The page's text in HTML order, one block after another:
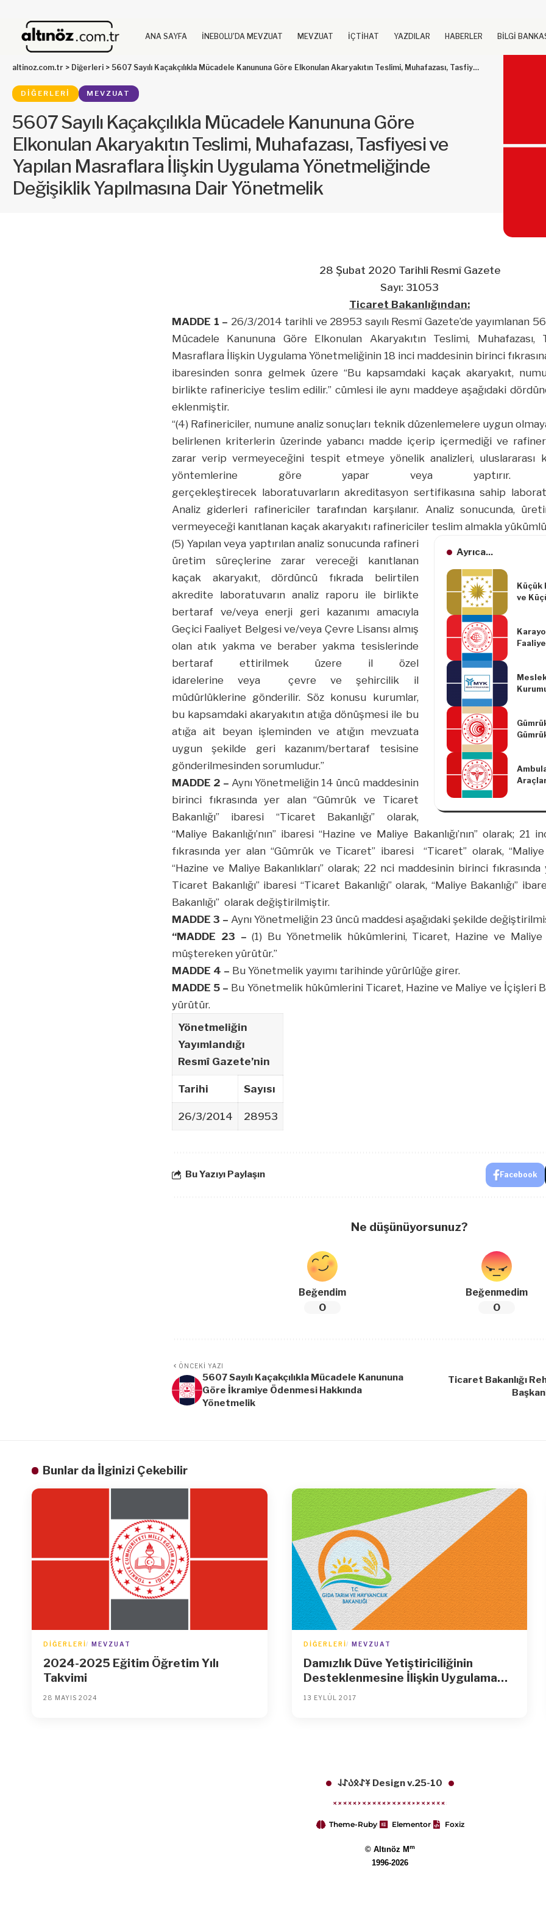
ANA SAYFA İNEBOLU’DA MEVZUAT MEVZUAT İÇTİHAT YAZDILAR HABERLER BİLGİ
altinoz.com.tr > Diğerleri > 5607 Sayılı Kaçakçılıkla Mücadele Kanununa Göre Elkonulan Akaryakıtın Teslimi, Muhafazası, Tasfiyesi ve Yapılan Masraflara İlişkin Uygulama Yönetmeliğinde Değişiklik Yapılmasına Dair Yönetmelik
DIĞERLERI MEVZUAT
5607 Sayılı Kaçakçılıkla Mücadele Kanununa Göre
Elkonulan Akaryakıtın Teslimi, Muhafazası, Tasfiyesi ve
Yapılan Masraflara İlişkin Uygulama Yönetmeliğinde
Değişiklik Yapılmasına Dair Yönetmelik
28 Şubat 2020 Tarihli Resmî Gazete
Sayı: 31053
Ticaret Bakanlığından:
MADDE 1 – 26/3/2014 tarihli ve 28953 sayılı Resmî Gazete’de yayımlanan
Mücadele Kanununa Göre Elkonulan Akaryakıtın Teslimi, Muhafazası,
Masraflara İlişkin Uygulama Yönetmeliğinin 18 inci maddesinin birinci
ibaresinden sonra gelmek üzere “Bu kapsamdaki kaçak akaryakıt,
birlikte rafinericiye teslim edilir.” cümlesi ile aynı maddeye aşağıdaki
eklenmiştir.
“(4) Rafinericiler, numune analiz sonuçları teknik düzenlemelere uygun
belirlenen kriterlerin üzerinde yabancı madde içerip içermediği ve
zarar verip vermeyeceğini tespit etmeye yönelik analizleri, uluslararası
yöntemlerine göre yapar veya yaptırır.
gerçekleştirecek laboratuvarların akreditasyon sertifikasına sahip
Analiz giderleri rafinericiler tarafından karşılanır. Analiz sonucunda,
vermeyeceği kanıtlanan kaçak akaryakıtı rafinericiler teslim almakla
Ayrıca...
Küçük
ve
İlişkin
2749)
209)
(5) Yapılan veya yaptırılan analiz sonucunda rafineri
üretim süreçlerine zarar vereceği kanıtlanan
kaçak akaryakıt, dördüncü fıkrada belirtilen
akredite laboratuvarın analiz raporu ile birlikte
bertaraf ve/veya enerji geri kazanımı amacıyla
Geçici Faaliyet Belgesi ve/veya Çevre Lisansı almış
olan atık yakma ve beraber yakma tesislerinde
bertaraf ettirilmek üzere il özel
idarelerine veya çevre ve şehircilik il
müdürlüklerine gönderilir. Söz konusu kurumlar,
bu kapsamdaki akaryakıtın atığa dönüşmesi ile bu
atığa ait beyan işleminden ve atığın mevzuata
uygun şekilde geri kazanım/bertaraf tesisine
gönderilmesinden sorumludur.”
MADDE 2 – Aynı Yönetmeliğin 14 üncü maddesinin
birinci fıkrasında yer alan “Gümrük ve Ticaret
Bakanlığı” ibaresi “Ticaret Bakanlığı” olarak,
“Maliye Bakanlığı’nın” ibaresi “Hazine ve Maliye Bakanlığı’nın” olarak;
fıkrasında yer alan “Gümrük ve Ticaret” ibaresi “Ticaret” olarak, “Maliye
“Hazine ve Maliye Bakanlıkları” olarak; 22 nci maddesinin birinci
Ticaret Bakanlığı” ibaresi “Ticaret Bakanlığı” olarak, “Maliye Bakanlığı”
Bakanlığı” olarak değiştirilmiştir.
MADDE 3 – Aynı Yönetmeliğin 23 üncü maddesi aşağıdaki şekilde
“MADDE 23 – (1) Bu Yönetmelik hükümlerini, Ticaret, Hazine ve Maliye
müştereken yürütür.”
MADDE 4 – Bu Yönetmelik yayımı tarihinde yürürlüğe girer.
MADDE 5 – Bu Yönetmelik hükümlerini Ticaret, Hazine ve Maliye ve İçişleri
yürütür.
Yönetmeliğin
Yayımlandığı
Resmî Gazete’nin
Tarihi Sayısı
26/3/2014 28953
Bu Yazıyı Paylaşın Facebook
Ne düşünüyorsunuz?
Beğendim
0
Beğenmedim
0
ÖNCEKI YAZI
5607 Sayılı Kaçakçılıkla Mücadele Kanununa
Göre İkramiye Ödenmesi Hakkında
Yönetmelik
Ticaret Bakanlığı
Bunlar da İlginizi Çekebilir
DIĞERLERI MEVZUAT
2024-2025 Eğitim Öğretim Yılı
Takvimi
28 MAYIS 2024
DIĞERLERI MEVZUAT
Damızlık Düve Yetiştiriciliğinin
Desteklenmesine İlişkin Uygulama
Esasları Tebliği (Tebliğ No:
13 EYLÜL 2017
𐱁𐰀𐰋𐰉𐰀𐰞 Design v.25-10
Theme-Ruby Elementor Foxiz
© Altınöz Mm
1996-2026